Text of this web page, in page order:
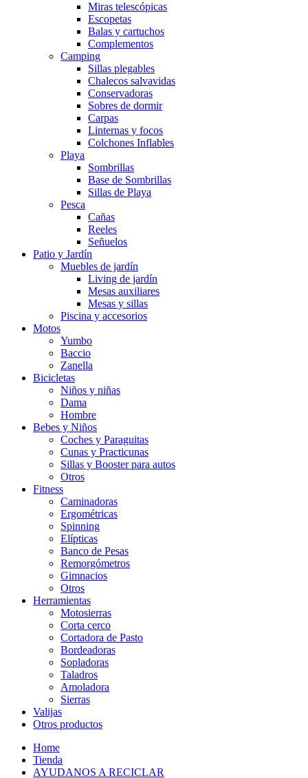
Miras telescópicas
Escopetas
Balas y cartuchos
Complementos
Camping
Sillas plegables
Chalecos salvavidas
Conservadoras
Sobres de dormir
Carpas
Linternas y focos
Colchones Inflables
Playa
Sombrillas
Base de Sombrillas
Sillas de Playa
Pesca
Cañas
Reeles
Señuelos
Patio y Jardín
Muebles de jardín
Living de jardín
Mesas auxiliares
Mesas y sillas
Piscina y accesorios
Motos
Yumbo
Baccio
Zanella
Bicicletas
Niños y niñas
Dama
Hombre
Bebes y Niños
Coches y Paraguitas
Cunas y Practicunas
Sillas y Booster para autos
Otros
Fitness
Caminadoras
Ergométricas
Spinning
Elípticas
Banco de Pesas
Remorgómetros
Gimnacios
Otros
Herramientas
Motosierras
Corta cerco
Cortadora de Pasto
Bordeadoras
Sopladoras
Taladros
Amoladora
Sierras
Valijas
Otros productos
Home
Tienda
AYUDANOS A RECICLAR